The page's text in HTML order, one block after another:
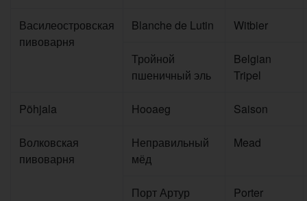
Василеостровская
пивоварня
Blanche de Lutin Witbier
Тройной
пшеничный эль
Belgian
Tripel
Põhjala Hooaeg Saison
Волковская
пивоварня
Неправильный
мёд
Mead
Порт Артур Porter